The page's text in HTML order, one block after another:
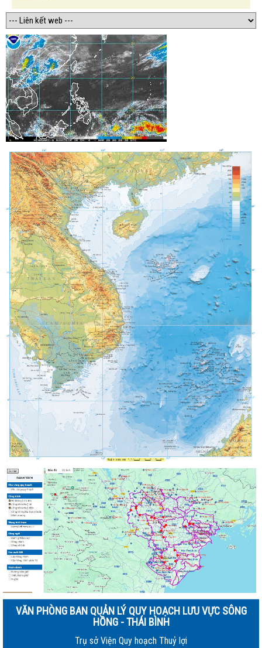
VĂN PHÒNG BAN QUẢN LÝ QUY HOẠCH LƯU VỰC SÔNG
HỒNG - THÁI BÌNH
Trụ sở Viện Quy hoạch Thuỷ lợi